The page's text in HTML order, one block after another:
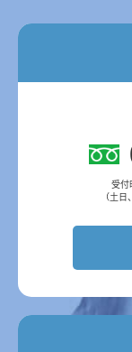
受
（土